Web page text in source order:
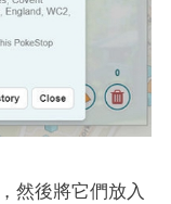
然後將它們放入